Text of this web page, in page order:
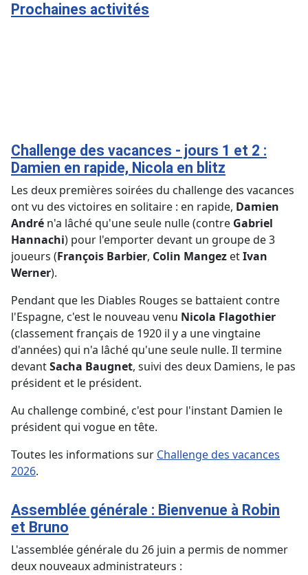
Prochaines activités
Challenge des vacances - jours 1 et 2 :
Damien en rapide, Nicola en blitz
Les deux premières soirées du challenge des vacances
ont vu des victoires en solitaire : en rapide, Damien
André n'a lâché qu'une seule nulle (contre Gabriel
Hannachi) pour l'emporter devant un groupe de 3
joueurs (François Barbier, Colin Mangez etIvan
Werner).
Pendant que les Diables Rouges se battaient contre
l'Espagne, c'est le nouveau venu Nicola Flagothier
(classement français de 1920 il y a une vingtaine
d'années) qui n'a lâché qu'une seule nulle. Il termine
devantSacha Baugnet, suivi des deux Damiens, le pas
président et le président.
Au challenge combiné, c'est pour l'instant Damien le
président qui vogue en tête.
Toutes les informations sur Challenge des vacances
2026.
Assemblée générale : Bienvenue à Robin
et Bruno
L'assemblée générale du 26 juin a permis de nommer
deux nouveaux administrateurs :